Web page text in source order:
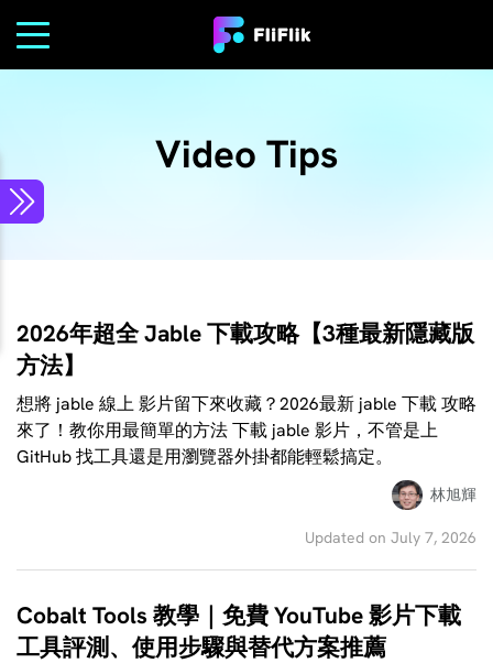
Video Tips
2026年超全 Jable 下載攻略【3種最新隱藏版
方法】
想將 jable 線上 影片留下來收藏？2026最新 jable 下載 攻略
來了！教你用最簡單的方法 下載 jable 影片，不管是上
GitHub 找工具還是用瀏覽器外掛都能輕鬆搞定。
林旭輝
Updated on July 7, 2026
Cobalt Tools 教學｜免費 YouTube 影片下載
工具評測、使用步驟與替代方案推薦